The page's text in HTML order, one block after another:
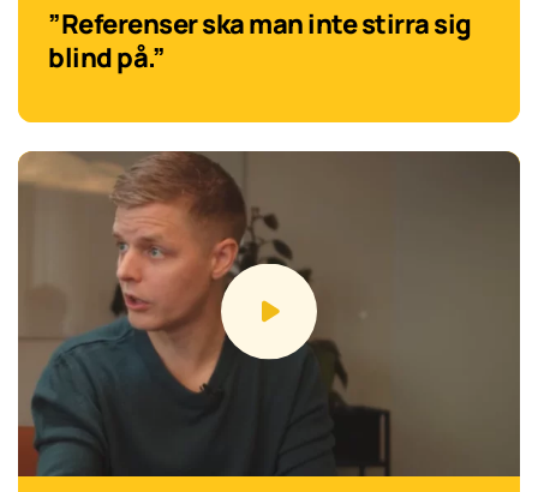
”Referenser ska man inte stirra sig
blind på.”